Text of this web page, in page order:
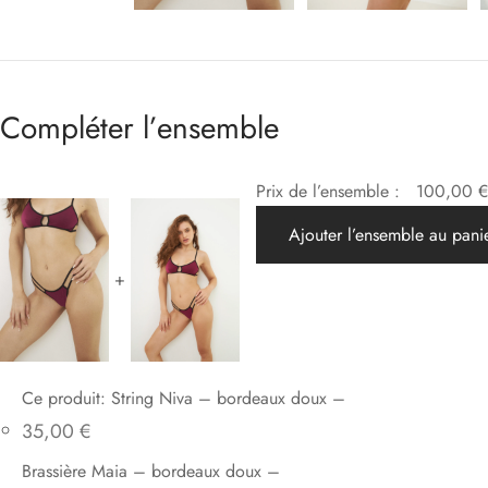
Compléter l’ensemble
+
Prix de l’ensemble : 100,00 €
Ajouter l’ensemble au
Ce produit: String Niva – bordeaux doux –
35,00 €
Brassière Maia – bordeaux doux –